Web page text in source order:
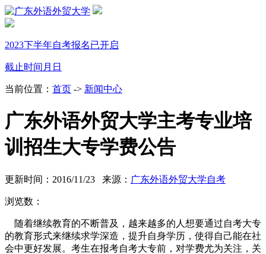
2023下半年自考报名已开启
截止时间 月 日
当前位置： 首页 -> 新闻中心
广东外语外贸大学主考专业培
训招生大专学费公告
更新时间：2016/11/23 来源： 广东外语外贸大学自考
浏览数：
随着继续教育的不断普及，越来越多的人想要通过自考大专
的教育形式来继续求学深造，提升自身学历，使得自己能在社
会中更好发展。考生在报考自考大专前，对学费尤为关注，关